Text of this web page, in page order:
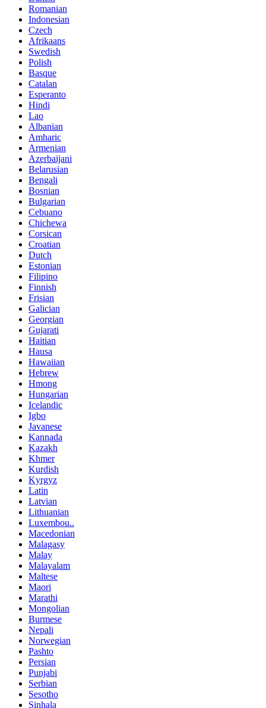
Romanian
Indonesian
Czech
Afrikaans
Swedish
Polish
Basque
Catalan
Esperanto
Hindi
Lao
Albanian
Amharic
Armenian
Azerbaijani
Belarusian
Bengali
Bosnian
Bulgarian
Cebuano
Chichewa
Corsican
Croatian
Dutch
Estonian
Filipino
Finnish
Frisian
Galician
Georgian
Gujarati
Haitian
Hausa
Hawaiian
Hebrew
Hmong
Hungarian
Icelandic
Igbo
Javanese
Kannada
Kazakh
Khmer
Kurdish
Kyrgyz
Latin
Latvian
Lithuanian
Luxembou..
Macedonian
Malagasy
Malay
Malayalam
Maltese
Maori
Marathi
Mongolian
Burmese
Nepali
Norwegian
Pashto
Persian
Punjabi
Serbian
Sesotho
Sinhala